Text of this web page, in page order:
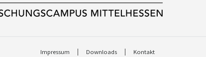
Impressum Downloads Kontakt